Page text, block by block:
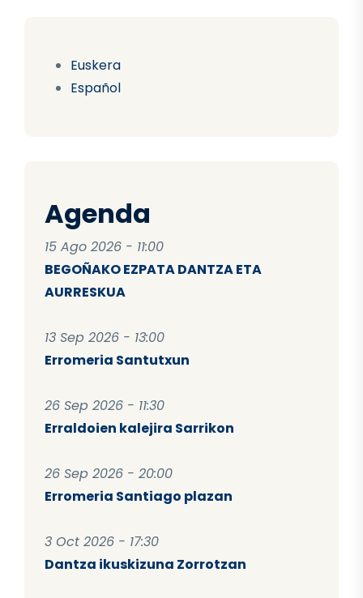
Euskera
Español
Agenda
15 Ago 2026 - 11:00
BEGOÑAKO EZPATA DANTZA ETA
AURRESKUA
13 Sep 2026 - 13:00
Erromeria Santutxun
26 Sep 2026 - 11:30
Erraldoien kalejira Sarrikon
26 Sep 2026 - 20:00
Erromeria Santiago plazan
3 Oct 2026 - 17:30
Dantza ikuskizuna Zorrotzan